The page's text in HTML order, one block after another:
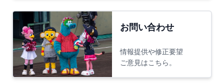
お問い合わせ
情報提供や修正要望
ご意見はこちら。